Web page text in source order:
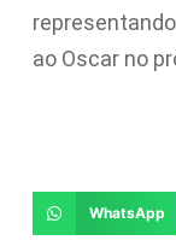
ao Oscar no
WhatsApp